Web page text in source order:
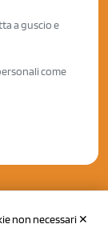
a guscio e
come
non necessari ✕